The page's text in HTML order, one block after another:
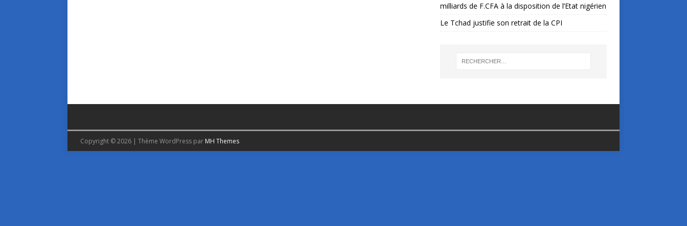
milliards de F.CFA à la disposition de l’Etat nigérien
Le Tchad justifie son retrait de la CPI
Copyright © 2026 | Thème WordPress par MH Themes